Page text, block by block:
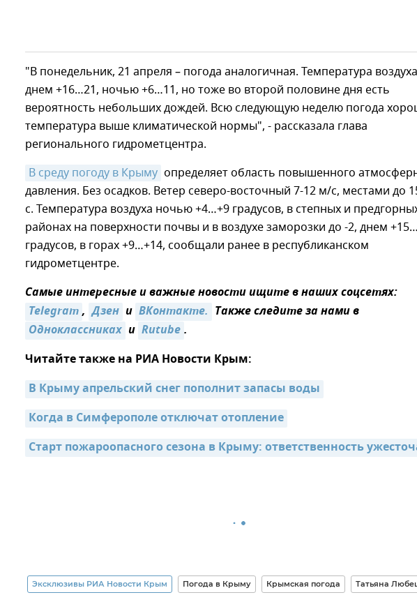
"В понедельник, 21 апреля – погода аналогичная. Температура воздуха
днем +16…21, ночью +6…11, но тоже во второй половине дня есть
вероятность небольших дождей. Всю следующую неделю погода
температура выше климатической нормы", - рассказала глава
регионального гидрометцентра.
В среду погоду в Крыму определяет область повышенного
давления. Без осадков. Ветер северо-восточный 7-12 м/с, местами до
с. Температура воздуха ночью +4…+9 градусов, в степных и
районах на поверхности почвы и в воздухе заморозки до -2, днем
градусов, в горах +9…+14, сообщали ранее в республиканском
гидрометцентре.
Самые интересные и важные новости ищите в наших соцсетях:
Telegram, Дзен и ВКонтакте. Также следите за нами в
Одноклассниках и Rutube.
Читайте также на РИА Новости Крым:
В Крыму апрельский снег пополнит запасы воды
Когда в Симферополе отключат отопление
Старт пожароопасного сезона в Крыму: ответственность
Эксклюзивы РИА Новости Крым Погода в Крыму Крымская погода Татьяна